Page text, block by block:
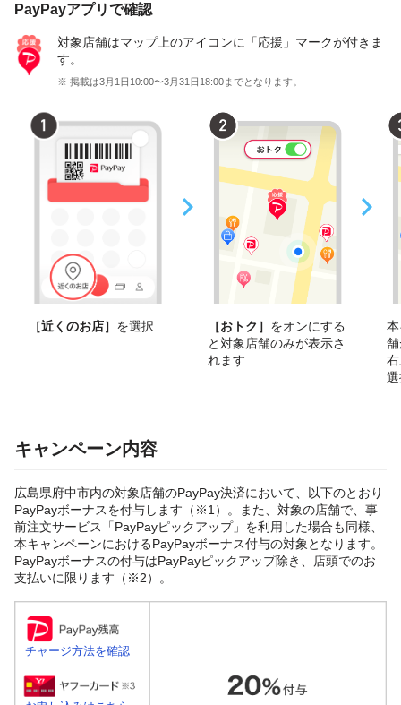
PayPayアプリで確認
対象店舗はマップ上のアイコンに「応援」マークが付きま
す。
※ 掲載は3月1日10:00〜3月31日18:00までとなります。
［近くのお店］ を選択 ［おトク］ をオンにする
と対象店舗のみが表示さ
れます
キャンペーン内容
広島県府中市内の対象店舗のPayPay決済において、以下のとおり
PayPayボーナスを付与します（※1）。また、対象の店舗で、事
前注文サービス「PayPayピックアップ」を利用した場合も同様、
本キャンペーンにおけるPayPayボーナス付与の対象となります。
PayPayボーナスの付与はPayPayピックアップ除き、店頭でのお
支払いに限ります（※2）。
チャージ方法を確認